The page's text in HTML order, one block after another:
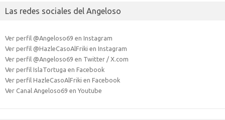
Las redes sociales del Angeloso
Ver perfil @Angeloso69 en Instagram
Ver perfil @HazleCasoAlFriki en Instagram
Ver perfil @Angeloso69 en Twitter / X.com
Ver perfil IslaTortuga en Facebook
Ver perfil HazleCasoAlFriki en Facebook
Ver Canal Angeloso69 en Youtube